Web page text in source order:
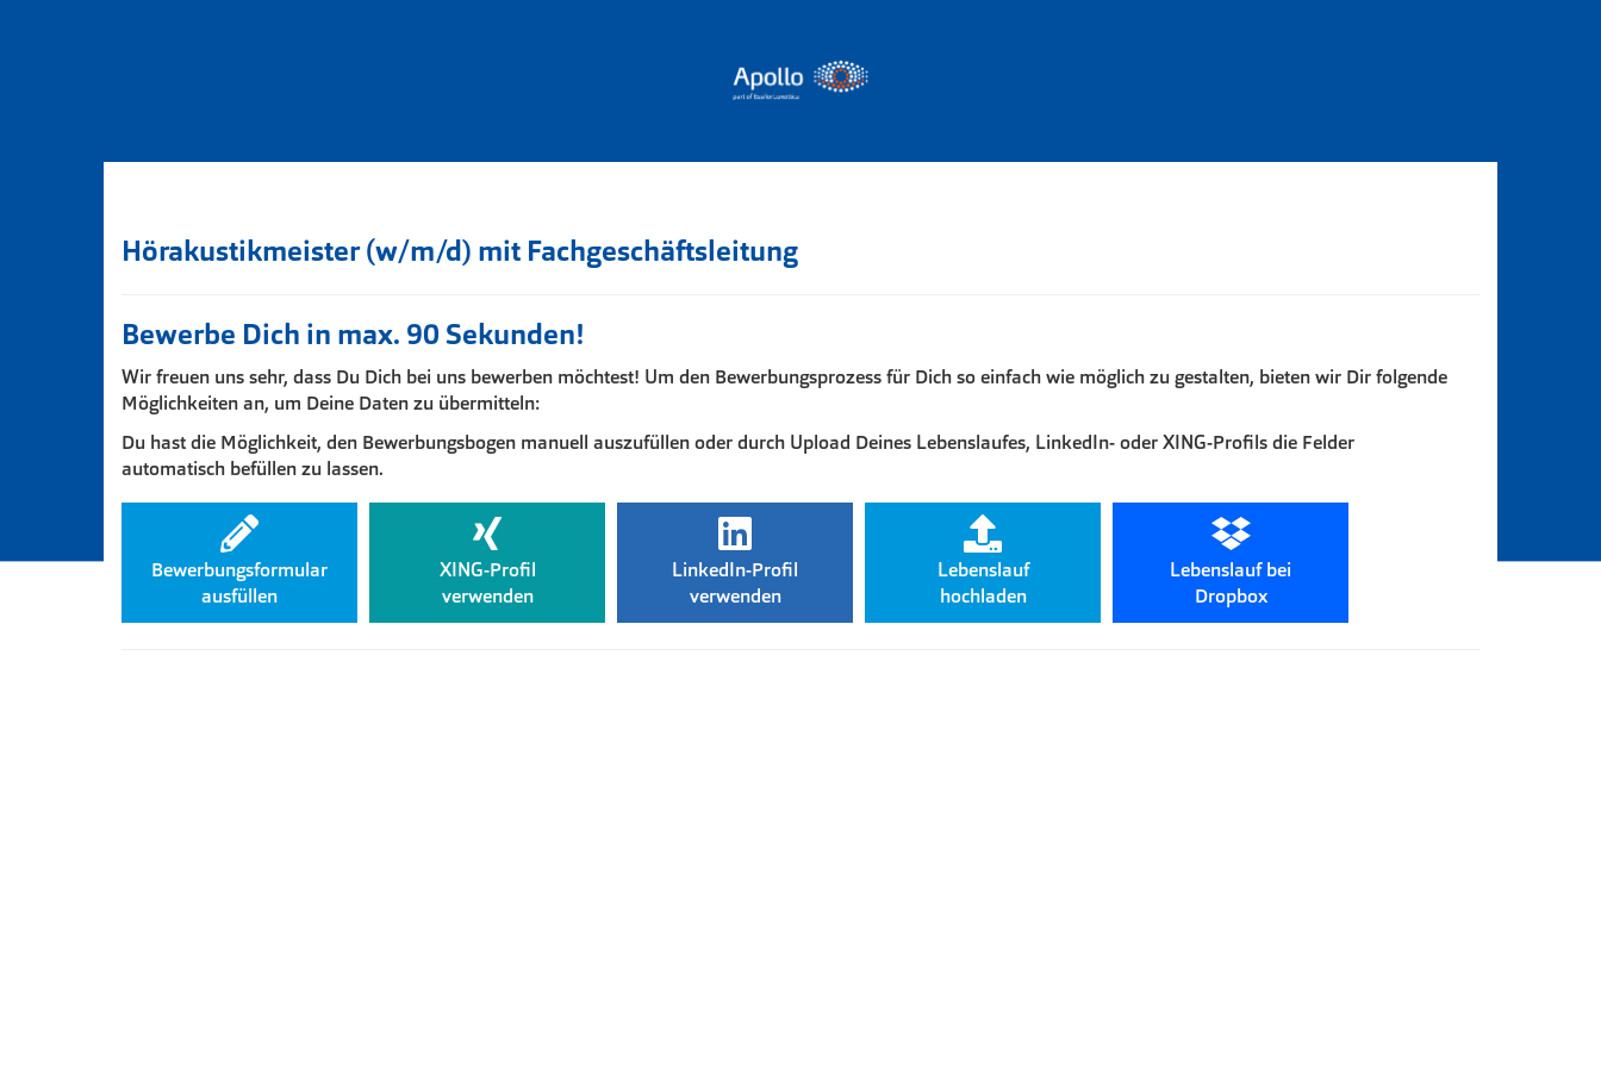
Hörakustikmeister (w/m/d) mit Fachgeschäftsleitung
Bewerbe Dich in max. 90 Sekunden!
Wir freuen uns sehr, dass Du Dich bei uns bewerben möchtest! Um den Bewerbungsprozess für Dich so einfach wie möglich zu gestalten, bieten wir Dir folgende
Möglichkeiten an, um Deine Daten zu übermitteln:
Du hast die Möglichkeit, den Bewerbungsbogen manuell auszufüllen oder durch Upload Deines Lebenslaufes, LinkedIn- oder XING-Profils die Felder
automatisch befüllen zu lassen.
Bewerbungsformular
ausfüllen
XING-Profil
verwenden
LinkedIn-Profil
verwenden
Lebenslauf
hochladen
Lebenslauf bei
Dropbox